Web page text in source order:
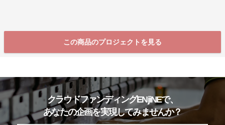
この商品のプロジェクトを見る
クラウドファンディングENjiNEで、
あなたの企画を実現してみませんか？